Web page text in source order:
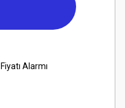
Fiyatı Alarmı